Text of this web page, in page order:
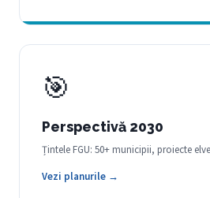
🎯
Perspectivă 2030
Țintele FGU: 50+ municipii, proiecte
Vezi planurile →